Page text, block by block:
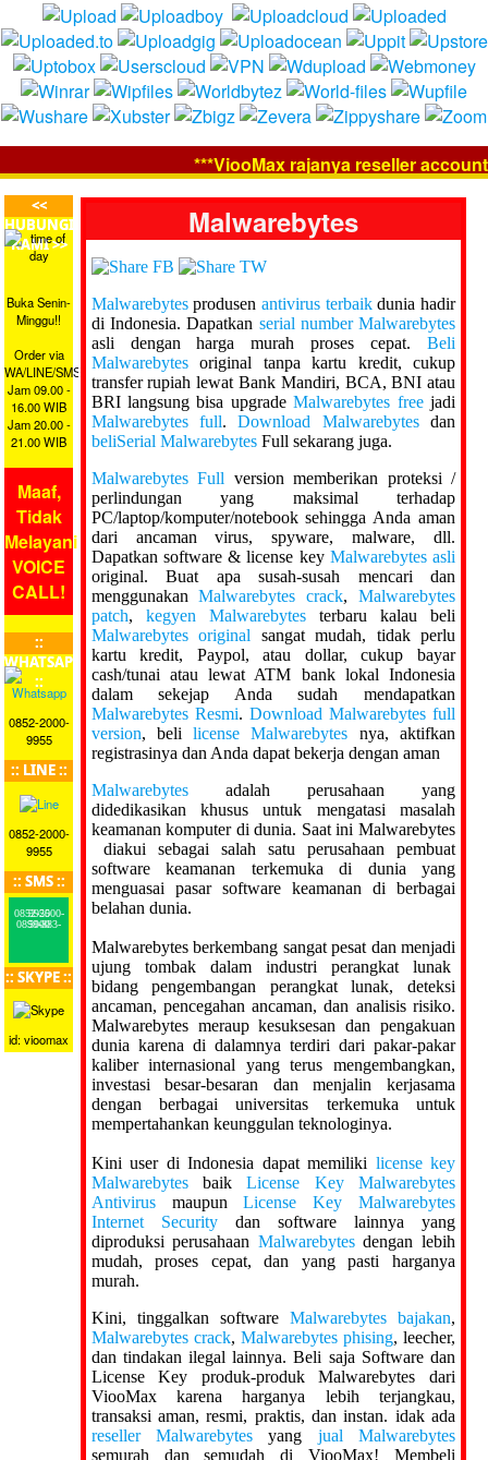
***ViooMax rajanya reseller account
<<
HUBUNGI
KAMI >>
Buka Senin-
Minggu!!
Order via
WA/LINE/SMS
Jam 09.00 -
16.00 WIB
Jam 20.00 -
21.00 WIB
Maaf,
Tidak
Melayani
VOICE
CALL!
::
WHATSAPP
::
0852-2000-
9955
:: LINE ::
0852-2000-
9955
:: SMS ::
0852-2000-9955
0899-883-5000
:: SKYPE ::
id: vioomax
Malwarebytes
Malwarebytesprodusenantivirus terbaikdunia hadir
di Indonesia. Dapatkan serial number Malwarebytes
asli dengan harga murah proses cepat.Beli
Malwarebytesoriginal tanpa kartu kredit, cukup
transfer rupiah lewat Bank Mandiri, BCA, BNI atau
BRI langsung bisa upgradeMalwarebytes freejadi
Malwarebytes full.Download Malwarebytesdan
beliSerial MalwarebytesFull sekarang juga.
Malwarebytes Full version memberikan proteksi /
perlindungan yang maksimal terhadap
PC/laptop/komputer/notebook sehingga Anda aman
dari ancaman virus, spyware, malware, dll.
Dapatkan software & license key Malwarebytes asli
original. Buat apa susah-susah mencari dan
menggunakanMalwarebytes crack,Malwarebytes
patch, kegyen Malwarebytesterbaru kalau beli
Malwarebytes original sangat mudah, tidak perlu
kartu kredit, Paypol, atau dollar, cukup bayar
cash/tunai atau lewat ATM bank lokal Indonesia
dalam sekejap Anda sudah mendapatkan
Malwarebytes Resmi. Download Malwarebytes full
version, belilicense Malwarebytes nya, aktifkan
registrasinya dan Anda dapat bekerja dengan aman
Malwarebytesadalah perusahaan yang
didedikasikan khusus untuk mengatasi masalah
keamanan komputer di dunia. Saat ini Malwarebytes
diakui sebagai salah satu perusahaan pembuat
software keamanan terkemuka di dunia yang
menguasai pasar software keamanan di berbagai
belahan dunia.
Malwarebytes berkembang sangat pesat dan menjadi
ujung tombak dalam industri perangkat lunak
bidang pengembangan perangkat lunak, deteksi
ancaman, pencegahan ancaman, dan analisis risiko.
Malwarebytes meraup kesuksesan dan pengakuan
dunia karena di dalamnya terdiri dari pakar-pakar
kaliber internasional yang terus mengembangkan,
investasi besar-besaran dan menjalin kerjasama
dengan berbagai universitas terkemuka untuk
mempertahankan keunggulan teknologinya.
Kini user di Indonesia dapat memiliki license key
MalwarebytesbaikLicense Key Malwarebytes
AntivirusmaupunLicense Key Malwarebytes
Internet Securitydan software lainnya yang
diproduksi perusahaan Malwarebytesdengan lebih
mudah, proses cepat, dan yang pasti harganya
murah.
Kini, tinggalkan software Malwarebytes bajakan,
Malwarebytes crack, Malwarebytes phising, leecher,
dan tindakan ilegal lainnya. Beli saja Software dan
License Key produk-produk Malwarebytes dari
ViooMax karena harganya lebih terjangkau,
transaksi aman, resmi, praktis, dan instan. idak ada
reseller Malwarebytes yang jual Malwarebytes
semurah dan semudah di ViooMax! Membeli